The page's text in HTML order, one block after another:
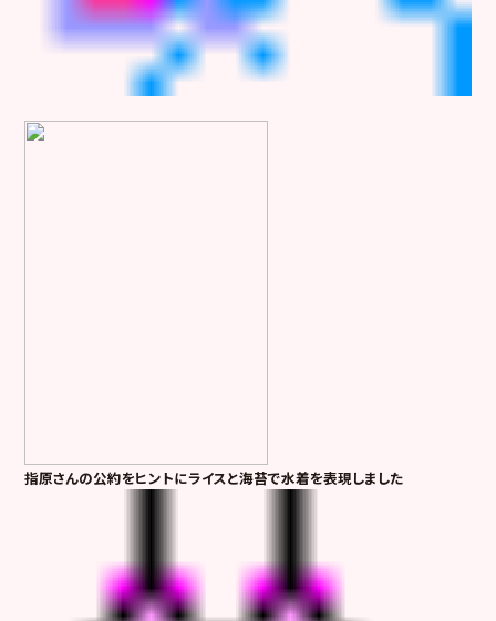
指原さんの公約をヒントにライスと海苔で水着を表現しました